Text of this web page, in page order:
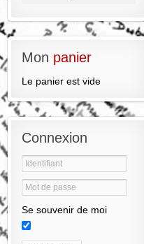
Mon panier
Le panier est vide
Connexion
Se souvenir de moi